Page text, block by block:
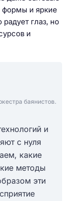
формы и яркие
глаз, но
и
баянистов.
и
с нуля
какие
методы
эти